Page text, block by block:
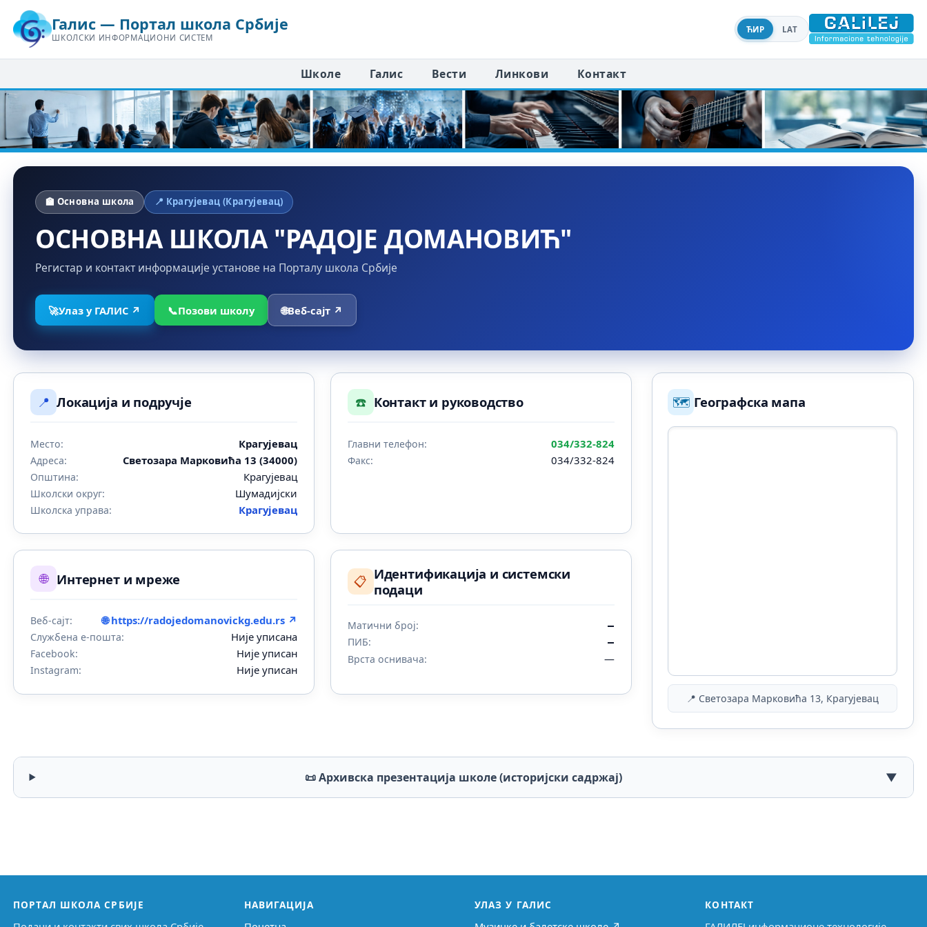
Галис — Портал школа Србије
ШКОЛСКИ ИНФОРМАЦИОНИ СИСТЕМ
ЋИР LAT
Школе Галис Вести Линкови Контакт
🏫 Основна школа 📍 Крагујевац (Крагујевац)
ОСНОВНА ШКОЛА "РАДОЈЕ ДОМАНОВИЋ"
Регистар и контакт информације установе на Порталу школа Србије
🚀Улаз у ГАЛИС ↗ 📞Позови школу 🌐Веб-сајт ↗
📍 Локација и подручје
Место: Крагујевац
Адреса: Светозара Марковића 13 (34000)
Општина: Крагујевац
Школски округ: Шумадијски
Школска управа: Крагујевац
☎️ Контакт и руководство
Главни телефон: 034/332-824
Факс: 034/332-824
🌐 Интернет и мреже
Веб-сајт: 🌐 https://radojedomanovickg.edu.rs ↗
Службена е-пошта: Није уписана
Facebook: Није уписан
Instagram: Није уписан
📋 Идентификација и системски
подаци
Матични број: —
ПИБ: —
Врста оснивача: —
🗺️ Географска мапа
📍 Светозара Марковића 13, Крагујевац
📜 Архивска презентација школе (историјски садржај) ▼
ПОРТАЛ ШКОЛА СРБИЈЕ НАВИГАЦИЈА УЛАЗ У ГАЛИС КОНТАКТ